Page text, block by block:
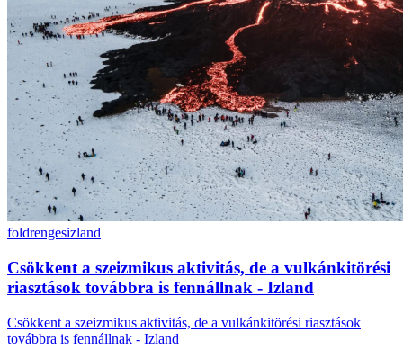
foldrengesizland
Csökkent a szeizmikus aktivitás, de a vulkánkitörési
riasztások továbbra is fennállnak - Izland
Csökkent a szeizmikus aktivitás, de a vulkánkitörési riasztások
továbbra is fennállnak - Izland